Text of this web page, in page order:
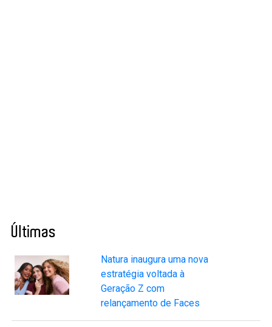
Últimas
Natura inaugura uma nova
estratégia voltada à
Geração Z com
relançamento de Faces